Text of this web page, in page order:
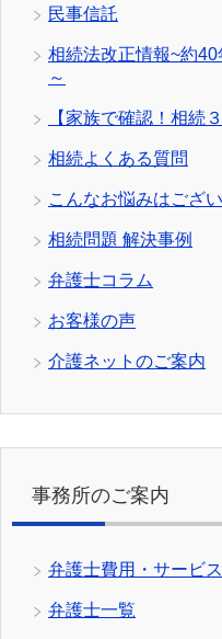
民事信託
相続法改正情報~約
～
【家族で確認！相続
相続よくある質問
こんなお悩みはござ
相続問題 解決事例
弁護士コラム
お客様の声
介護ネットのご案内
事務所のご案内
弁護士費用・サービ
弁護士一覧